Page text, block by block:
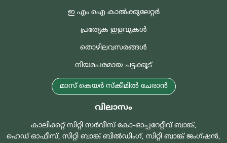
ഇ എം ഐ കാൽക്കുലേറ്റർ
പ്രത്യേക ഇളവുകൾ
തൊഴിലവസരങ്ങൾ
നിയമപരമായ ചട്ടക്കൂട്
മാസ് കെയർ സ്കീമിൽ ചേരാൻ
വിലാസം
കാലിക്കറ്റ് സിറ്റി സർവീസ് കോ-ഓപ്പറേറ്റീവ് ബാങ്ക്,
ഹെഡ് ഓഫീസ്, സിറ്റി ബാങ്ക് ബിൽഡിംഗ്, സിറ്റി ബാങ്ക് ജംഗ്ഷൻ,